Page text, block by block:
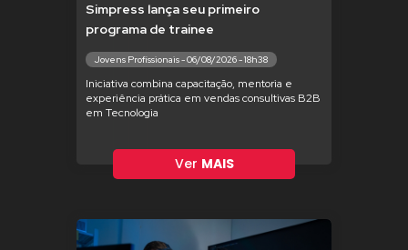
Simpress lança seu primeiro
programa de trainee
Jovens Profissionais - 06/08/2026 - 18h38
Iniciativa combina capacitação, mentoria e
experiência prática em vendas consultivas B2B
em Tecnologia
Ver MAIS